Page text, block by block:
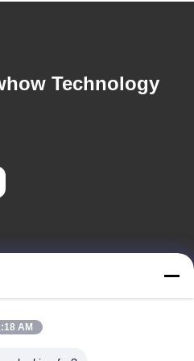
Technology
Business, улица Минбао,
AM